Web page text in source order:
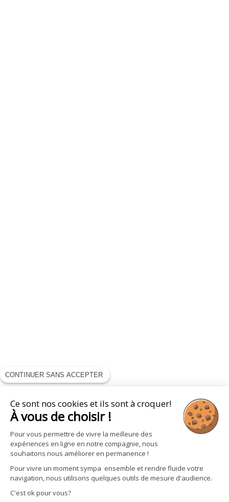
CONTINUER SANS ACCEPTER
Ce sont nos cookies et ils sont à croquer!
À vous de choisir !
Pour vous permettre de vivre la meilleure des
expériences en ligne en notre compagnie, nous
souhaitons nous améliorer en permanence !
Pour vivre un moment sympa ensemble et rendre fluide votre
navigation, nous utilisons quelques outils de mesure d'audience.
C'est ok pour vous?